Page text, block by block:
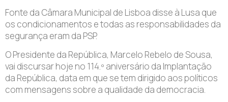
Fonte da Câmara Municipal de Lisboa disse à Lusa que
os condicionamentos e todas as responsabilidades da
segurança eram da PSP.
O Presidente da República, Marcelo Rebelo de Sousa,
vai discursar hoje no 114.º aniversário da Implantação
da República, data em que se tem dirigido aos políticos
com mensagens sobre a qualidade da democracia.